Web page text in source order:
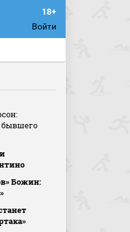
Войти
бывшего
Божин: